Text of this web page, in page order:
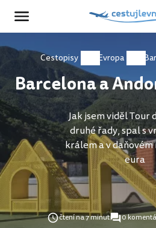
Cestopisy Evropa
Barcelona a
Jak jsem viděl Tour
druhé řady, spal s
králem a v
eura
čtení na 7 minut 0